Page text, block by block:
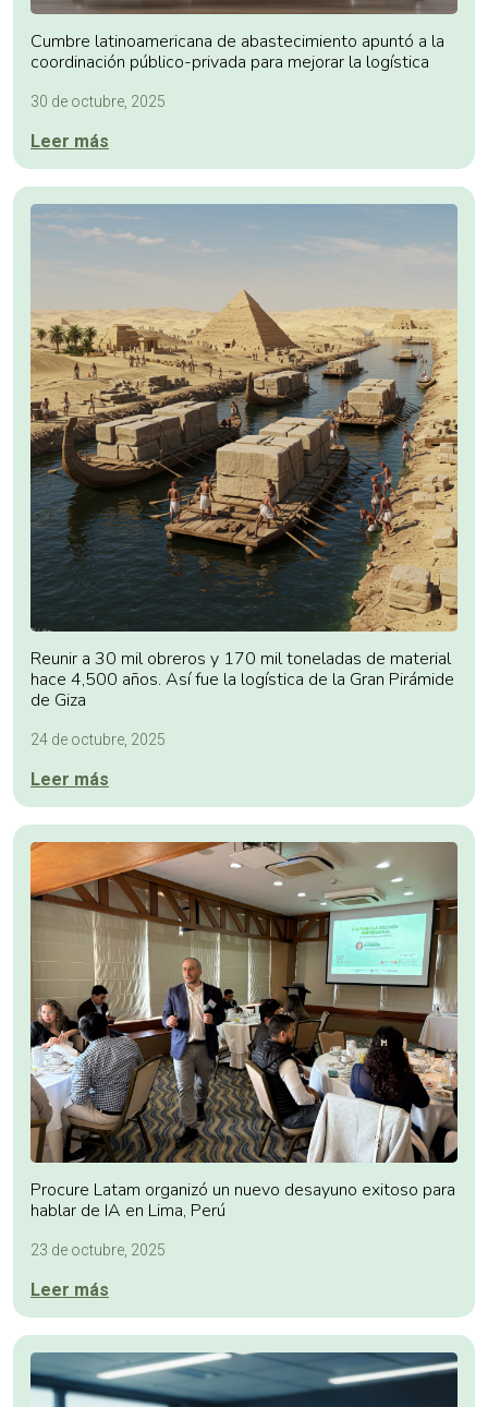
Cumbre latinoamericana de abastecimiento apuntó a la
coordinación público-privada para mejorar la logística
30 de octubre, 2025
Leer más
Reunir a 30 mil obreros y 170 mil toneladas de material
hace 4,500 años. Así fue la logística de la Gran Pirámide
de Giza
24 de octubre, 2025
Leer más
Procure Latam organizó un nuevo desayuno exitoso para
hablar de IA en Lima, Perú
23 de octubre, 2025
Leer más